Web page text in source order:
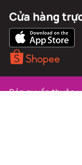
Nhà máy
Kho đồ gỗ Mỹ
Thành phố Hà Nội
Cửa hàng